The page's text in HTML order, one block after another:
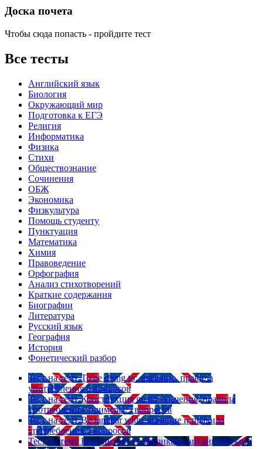
Доска почета
Чтобы сюда попасть - пройдите тест
Все тесты
Английский язык
Биология
Окружающий мир
Подготовка к ЕГЭ
Религия
Информатика
Физика
Стихи
Обществознание
Сочинения
ОБЖ
Экономика
Физкультура
Помощь студенту
Пунктуация
Математика
Химия
Правоведение
Орфография
Анализ стихотворений
Краткие содержания
Биографии
Литература
Русский язык
География
История
Фонетический разбор
Тест на тему To be going to: значение, правила
употребления 5 вопросов
Тест на тему Конструкция go on: значения, правила
употребления, примеры 5 вопросов
Тест на тему Be familiar with: значение и правила
употребления 5 вопросов
Тест на тему Британский vs американский английский: